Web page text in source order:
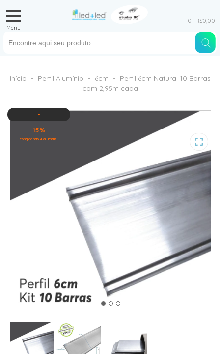
Menu
0 R$0,00
Início - Perfil Alumínio - 6cm - Perfil 6cm Natural 10 Barras
com 2,95m cada
-
15%
comprando 4 ou mais.